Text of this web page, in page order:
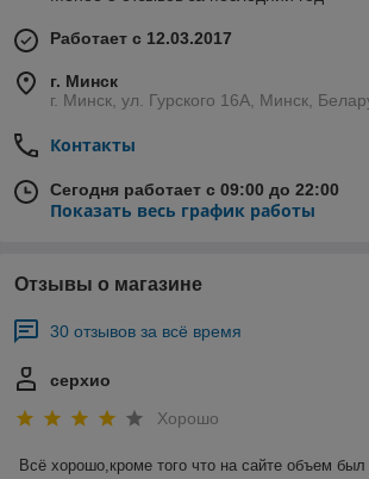
Работает с 12.03.2017
г. Минск
г. Минск, ул. Гурского 16А, Минск,
Контакты
Сегодня работает с 09:00 до 22:00
Показать весь график работы
Отзывы о магазине
30 отзывов за всё время
серхио
Хорошо
Всё хорошо,кроме того что на сайте объем